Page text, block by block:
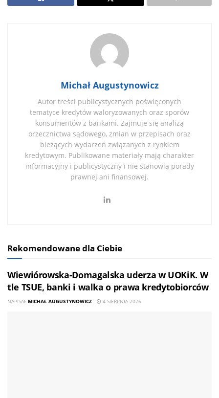
Michał Augustynowicz
Autor treści publicystycznych poświęconych
tematyce kredytów waloryzowanych oraz sporów
konsumentów z bankami. Zajmuje się analizą
orzecznictwa sądowego, zmian w przepisach oraz
bieżących wydarzeń związanych z rynkiem
kredytowym. Publikowane materiały mają charakter
informacyjny i publicystyczny i nie stanowią porady
prawnej ani finansowej.
Rekomendowane dla Ciebie
Wiewiórowska-Domagalska uderza w UOKiK. W
tle TSUE, banki i walka o prawa kredytobiorców
NAPISAŁ MICHAŁ AUGUSTYNOWICZ 4 SIERPNIA 2026